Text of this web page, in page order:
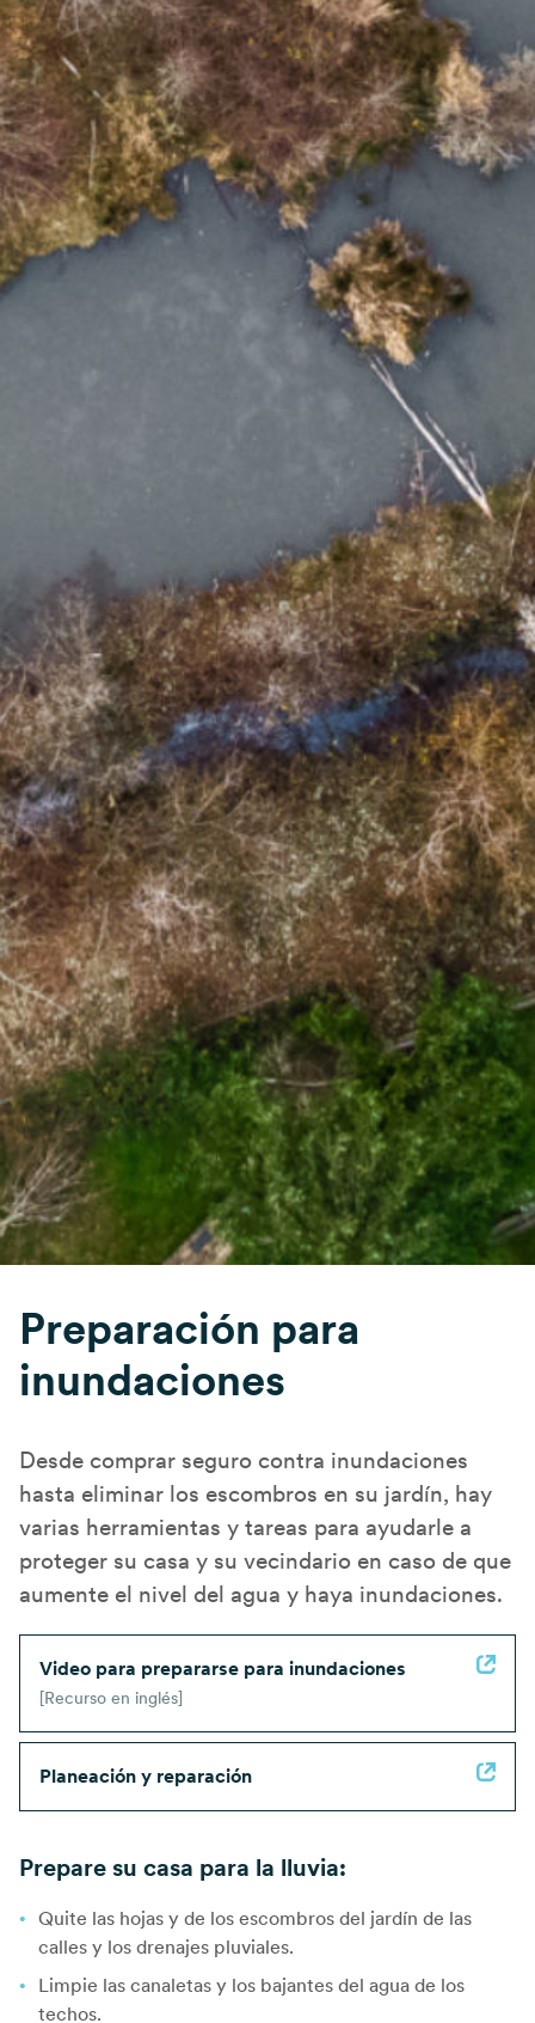
Preparación para
inundaciones
Desde comprar seguro contra inundaciones
hasta eliminar los escombros en su jardín, hay
varias herramientas y tareas para ayudarle a
proteger su casa y su vecindario en caso de que
aumente el nivel del agua y haya inundaciones.
Video para prepararse para inundaciones
[Recurso en inglés]
Planeación y reparación
Prepare su casa para la lluvia:
Quite las hojas y de los escombros del jardín de las
calles y los drenajes pluviales.
Limpie las canaletas y los bajantes del agua de los
techos.